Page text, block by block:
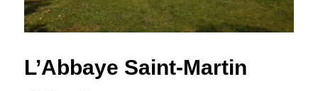
L’Abbaye Saint-Martin